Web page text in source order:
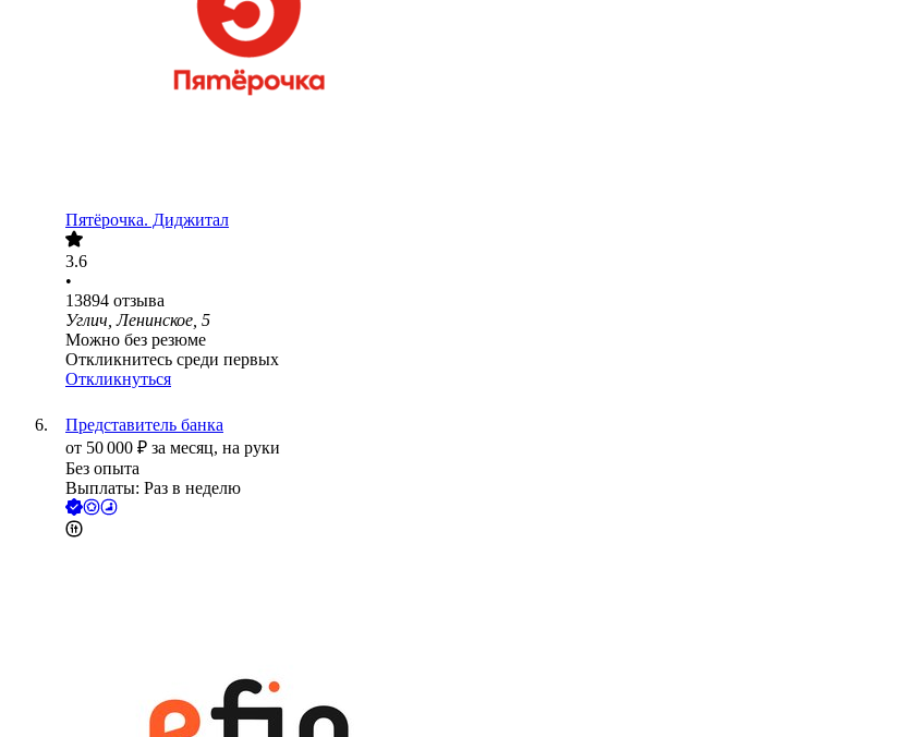
Пятёрочка. Диджитал
3.6
•
13894 отзыва
Углич, Ленинское, 5
Можно без резюме
Откликнитесь среди первых
Откликнуться
Представитель банка
от 50 000 ₽ за месяц, на руки
Без опыта
Выплаты: Раз в неделю